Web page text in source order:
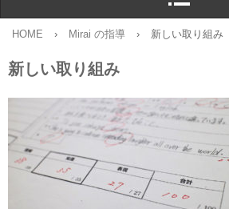
HOME › Mirai の指導 › 新しい取り組み
新しい取り組み